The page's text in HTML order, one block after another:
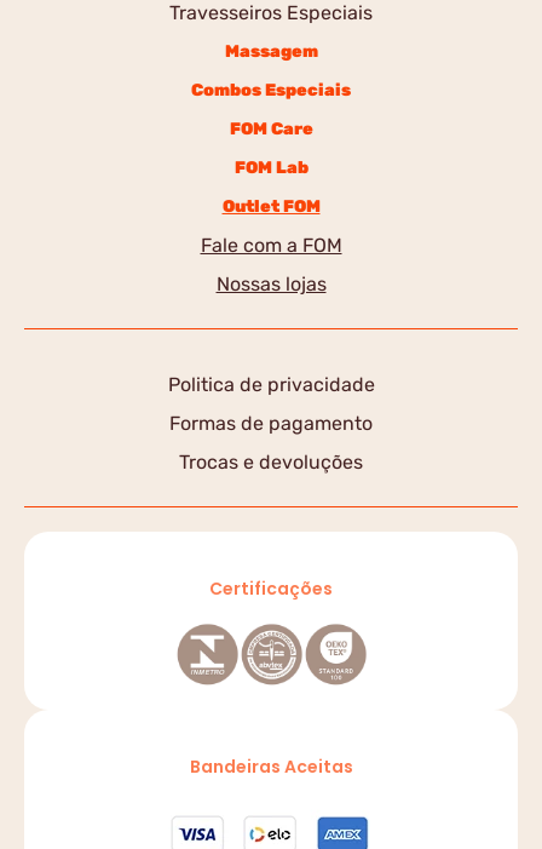
Travesseiros Especiais
Massagem
Combos Especiais
FOM Care
FOM Lab
Outlet FOM
Fale com a FOM
Nossas lojas
Politica de privacidade
Formas de pagamento
Trocas e devoluções
Certificações
Bandeiras Aceitas